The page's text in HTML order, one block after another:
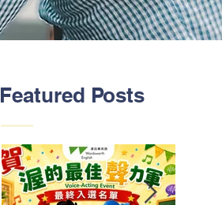
Featured Posts